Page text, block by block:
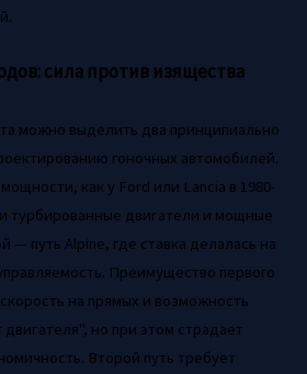
сила против изящества
можно выделить два принципиально
гоночных автомобилей.
как у Ford или Lancia в 1980-
турбированные двигатели и мощные
— путь Alpine, где ставка делалась на
Преимущество первого
на прямых и возможность
двигателя", но при этом страдает
Второй путь требует